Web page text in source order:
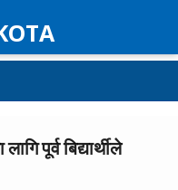
पूर्व बिद्यार्थीले